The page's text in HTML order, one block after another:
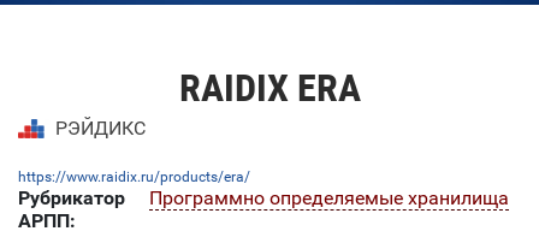
RAIDIX ERA
РЭЙДИКС
https://www.raidix.ru/products/era/
Рубрикатор
АРПП:
Программно определяемые хранилища